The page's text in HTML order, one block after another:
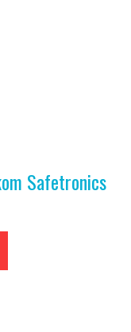
Safetronics